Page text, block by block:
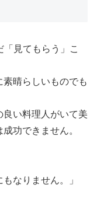
見てもらう」こ
晴らしいものでも
い料理人がいて美
功できません。
なりません。」